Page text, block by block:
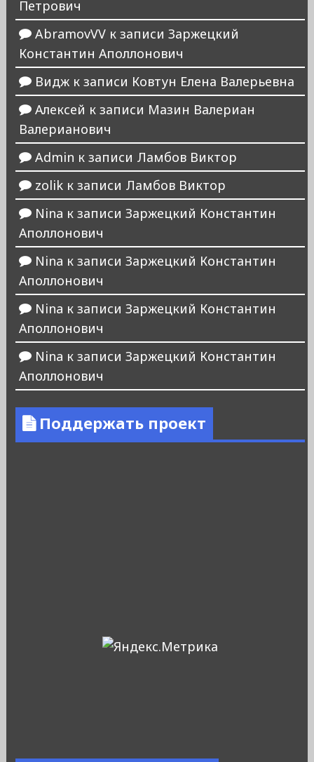
Петрович
AbramovVVк записи Заржецкий
Константин Аполлонович
Виджк записи Ковтун Елена Валерьевна
Алексей к записи Мазин Валериан
Валерианович
Admin к записи Ламбов Виктор
zolikк записи Ламбов Виктор
Nina к записи Заржецкий Константин
Аполлонович
Nina к записи Заржецкий Константин
Аполлонович
Nina к записи Заржецкий Константин
Аполлонович
Nina к записи Заржецкий Константин
Аполлонович
Поддержать проект